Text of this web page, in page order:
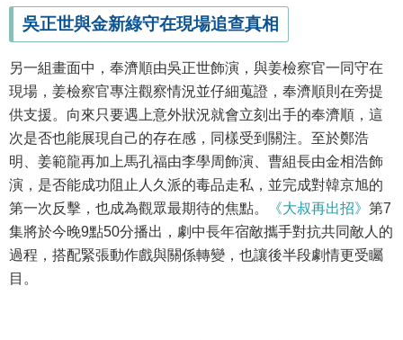
吳正世與金新綠守在現場追查真相
另一組畫面中，奉濟順由吳正世飾演，與姜檢察官一同守在
現場，姜檢察官專注觀察情況並仔細蒐證，奉濟順則在旁提
供支援。向來只要遇上意外狀況就會立刻出手的奉濟順，這
次是否也能展現自己的存在感，同樣受到關注。至於鄭浩
明、姜範龍再加上馬孔福由李學周飾演、曹組長由金相浩飾
演，是否能成功阻止人久派的毒品走私，並完成對韓京旭的
第一次反擊，也成為觀眾最期待的焦點。
《大叔再出招》 第7
集將於今晚9點50分播出，劇中長年宿敵攜手對抗共同敵人的
過程，搭配緊張動作戲與關係轉變，也讓後半段劇情更受矚
目。